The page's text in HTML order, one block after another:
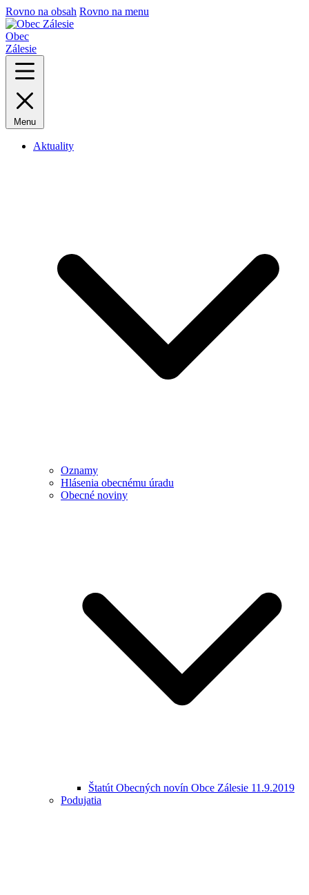
Rovno na obsah Rovno na menu
Obec
Zálesie
Menu
Aktuality
Oznamy
Hlásenia obecnému úradu
Obecné noviny
Štatút Obecných novín Obce Zálesie 11.9.2019
Podujatia